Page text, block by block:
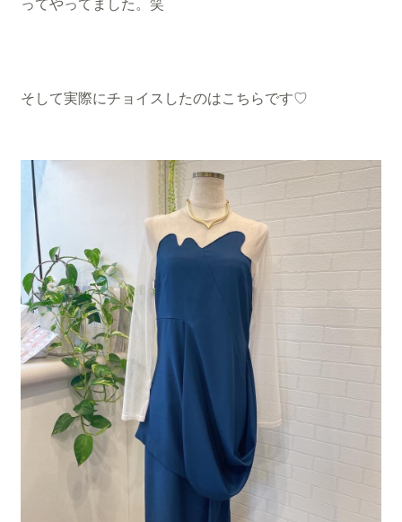
ってやってました。笑
そして実際にチョイスしたのはこちらです♡